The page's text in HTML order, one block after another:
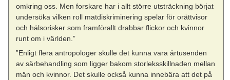
omkring oss. Men forskare har i allt större utsträckning börjat
undersöka vilken roll matdiskriminering spelar för orättvisor
och hälsorisker som framförallt drabbar flickor och kvinnor
runt om i världen.”
”Enligt flera antropologer skulle det kunna vara årtusenden
av särbehandling som ligger bakom storleksskillnaden mellan
män och kvinnor. Det skulle också kunna innebära att det på